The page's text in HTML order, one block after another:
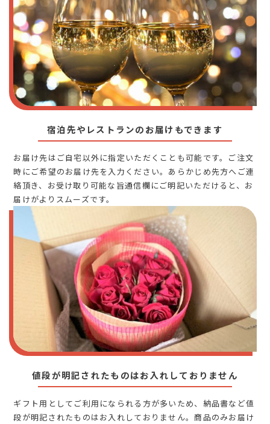
宿泊先やレストランのお届けもできます
お届け先はご自宅以外に指定いただくことも可能です。ご注文
時にご希望のお届け先を入力ください。あらかじめ先方へご連
絡頂き、お受け取り可能な旨通信欄にご明記いただけると、お
届けがよりスムーズです。
値段が明記されたものはお入れしておりません
ギフト用としてご利用になられる方が多いため、納品書など値
段が明記されたものはお入れしておりません。商品のみお届け